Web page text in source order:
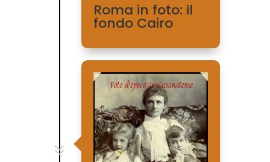
Roma in foto: il
fondo Cairo
7